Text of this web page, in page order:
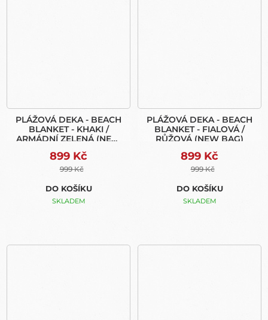
PLÁŽOVÁ DEKA - BEACH
BLANKET - KHAKI /
ARMÁDNÍ ZELENÁ (NEW
899 Kč
999 Kč
DO KOŠÍKU
SKLADEM
PLÁŽOVÁ DEKA - BEACH
BLANKET - FIALOVÁ /
RŮŽOVÁ (NEW BAG)
899 Kč
999 Kč
DO KOŠÍKU
SKLADEM